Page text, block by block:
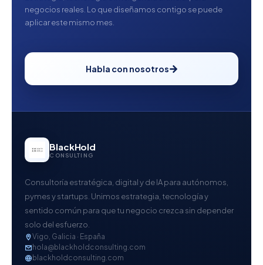
negocios reales. Lo que diseñamos contigo se puede
aplicar este mismo mes.
Habla con nosotros
BlackHold
CONSULTING
Consultoría estratégica, digital y de IA para autónomos,
pymes y startups. Unimos estrategia, tecnología y
sentido común para que tu negocio crezca sin depender
solo del esfuerzo.
Vigo, Galicia · España
hola@blackholdconsulting.com
blackholdconsulting.com